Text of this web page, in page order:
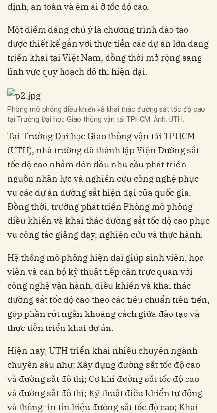
định, an toàn và êm ái ở tốc độ cao.
Một điểm đáng chú ý là chương trình đào tạo
được thiết kế gắn với thực tiễn các dự án lớn đang
triển khai tại Việt Nam, đồng thời mở rộng sang
lĩnh vực quy hoạch đô thị hiện đại.
Phòng mô phỏng điều khiển và khai thác đường sắt tốc độ cao
tại Trường Đại học Giao thông vận tải TPHCM. Ảnh: UTH.
Tại Trường Đại học Giao thông vận tải TPHCM
(UTH), nhà trường đã thành lập Viện Đường sắt
tốc độ cao nhằm đón đầu nhu cầu phát triển
nguồn nhân lực và nghiên cứu công nghệ phục
vụ các dự án đường sắt hiện đại của quốc gia.
Đồng thời, trường phát triển Phòng mô phỏng
điều khiển và khai thác đường sắt tốc độ cao phục
vụ công tác giảng dạy, nghiên cứu và thực hành.
Hệ thống mô phỏng hiện đại giúp sinh viên, học
viên và cán bộ kỹ thuật tiếp cận trực quan với
công nghệ vận hành, điều khiển và khai thác
đường sắt tốc độ cao theo các tiêu chuẩn tiên tiến,
góp phần rút ngắn khoảng cách giữa đào tạo và
thực tiễn triển khai dự án.
Hiện nay, UTH triển khai nhiều chuyên ngành
chuyên sâu như: Xây dựng đường sắt tốc độ cao
và đường sắt đô thị; Cơ khí đường sắt tốc độ cao
và đường sắt đô thị; Kỹ thuật điều khiển tự động
và thông tin tín hiệu đường sắt tốc độ cao; Khai